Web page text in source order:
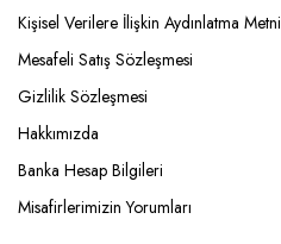
Kişisel Verilere İlişkin Aydınlatma Metni
Mesafeli Satış Sözleşmesi
Gizlilik Sözleşmesi
Hakkımızda
Banka Hesap Bilgileri
Misafirlerimizin Yorumları